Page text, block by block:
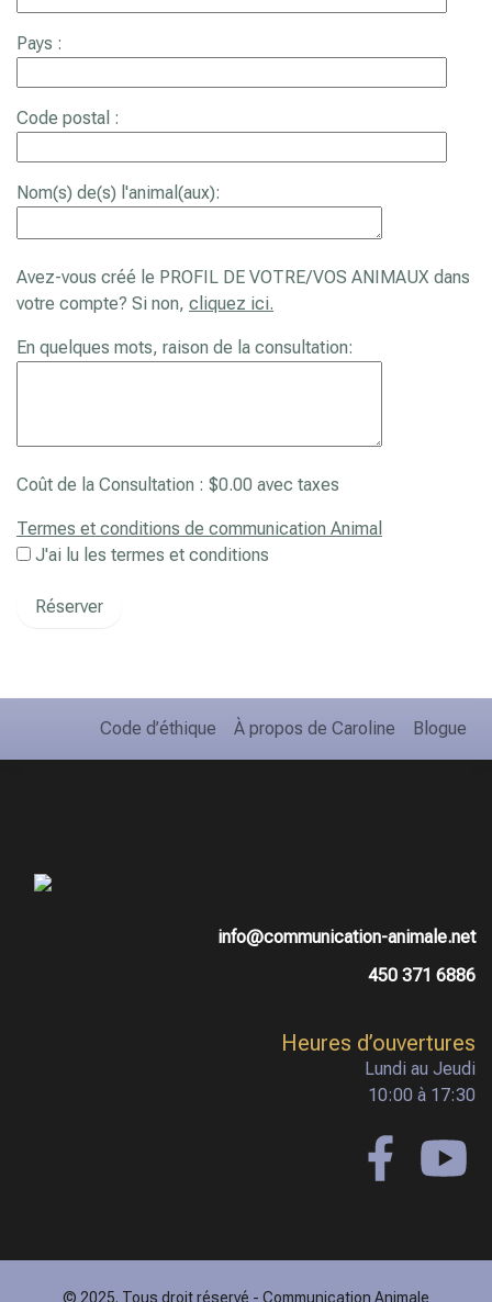
Pays :
Code postal :
Nom(s) de(s) l'animal(aux):
Avez-vous créé le PROFIL DE VOTRE/VOS ANIMAUX dans
votre compte? Si non, cliquez ici.
En quelques mots, raison de la consultation:
Coût de la Consultation : $0.00 avec taxes
Termes et conditions de communication Animal
J'ai lu les termes et conditions
Code d’éthique À propos de Caroline Blogue
info@communication-animale.net
450 371 6886
Heures d’ouvertures
Lundi au Jeudi
10:00 à 17:30
© 2025. Tous droit réservé - Communication Animale